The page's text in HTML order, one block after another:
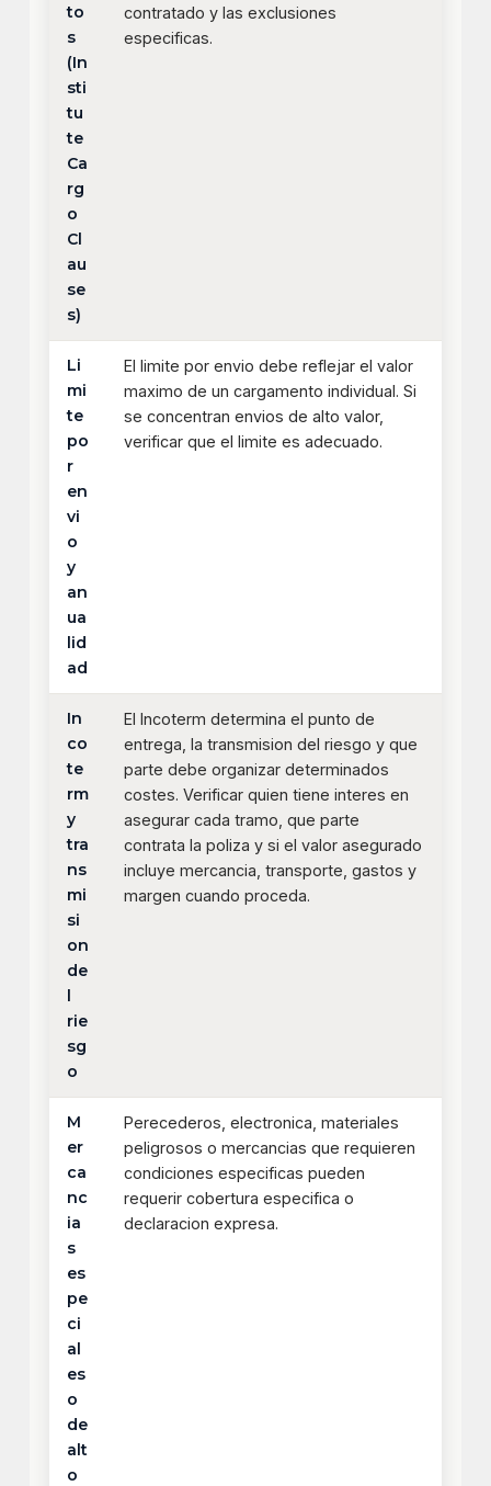
to
s
(In
sti
tu
te
Ca
rg
o
Cl
au
se
s)
contratado y las exclusiones
especificas.
Li
mi
te
po
r
en
vi
o
y
an
ua
lid
ad
El limite por envio debe reflejar el valor
maximo de un cargamento individual. Si
se concentran envios de alto valor,
verificar que el limite es adecuado.
In
co
te
rm
y
tra
ns
mi
si
on
de
l
rie
sg
o
El Incoterm determina el punto de
entrega, la transmision del riesgo y que
parte debe organizar determinados
costes. Verificar quien tiene interes en
asegurar cada tramo, que parte
contrata la poliza y si el valor asegurado
incluye mercancia, transporte, gastos y
margen cuando proceda.
M
er
ca
nc
ia
s
es
pe
ci
al
es
o
de
alt
o
Perecederos, electronica, materiales
peligrosos o mercancias que requieren
condiciones especificas pueden
requerir cobertura especifica o
declaracion expresa.